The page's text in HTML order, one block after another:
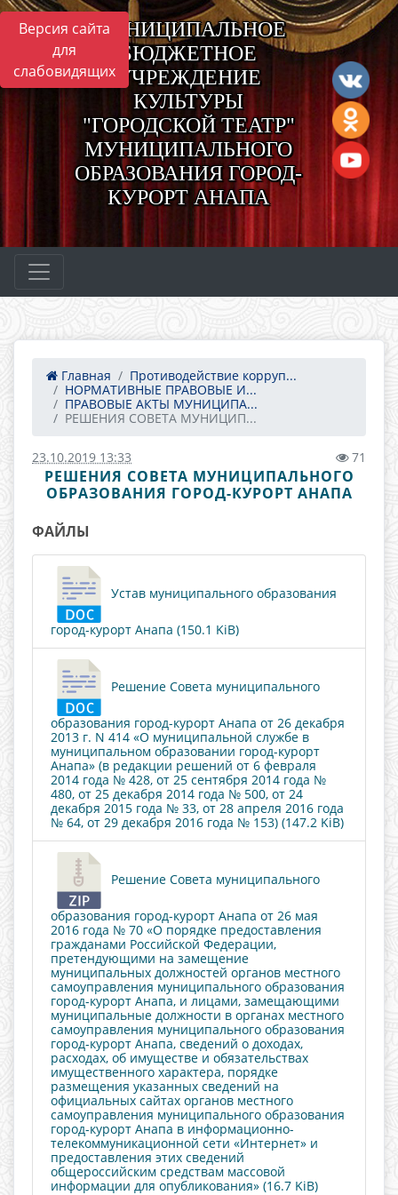
Версия сайта
для
слабовидящих
МУНИЦИПАЛЬНОЕ
БЮДЖЕТНОЕ
УЧРЕЖДЕНИЕ
КУЛЬТУРЫ
"ГОРОДСКОЙ ТЕАТР"
МУНИЦИПАЛЬНОГО
ОБРАЗОВАНИЯ ГОРОД-
КУРОРТ АНАПА
Главная
Противодействие корруп...
НОРМАТИВНЫЕ ПРАВОВЫЕ И...
ПРАВОВЫЕ АКТЫ МУНИЦИПА...
РЕШЕНИЯ СОВЕТА МУНИЦИП...
23.10.2019 13:33 71
РЕШЕНИЯ СОВЕТА МУНИЦИПАЛЬНОГО
ОБРАЗОВАНИЯ ГОРОД-КУРОРТ АНАПА
ФАЙЛЫ
Устав муниципального образования
город-курорт Анапа (150.1 KiB)
Решение Совета муниципального
образования город-курорт Анапа от 26 декабря
2013 г. N 414 «О муниципальной службе в
муниципальном образовании город-курорт
Анапа» (в редакции решений от 6 февраля
2014 года № 428, от 25 сентября 2014 года №
480, от 25 декабря 2014 года № 500, от 24
декабря 2015 года № 33, от 28 апреля 2016 года
№ 64, от 29 декабря 2016 года № 153) (147.2 KiB)
Решение Совета муниципального
образования город-курорт Анапа от 26 мая
2016 года № 70 «О порядке предоставления
гражданами Российской Федерации,
претендующими на замещение
муниципальных должностей органов местного
самоуправления муниципального образования
город-курорт Анапа, и лицами, замещающими
муниципальные должности в органах местного
самоуправления муниципального образования
город-курорт Анапа, сведений о доходах,
расходах, об имуществе и обязательствах
имущественного характера, порядке
размещения указанных сведений на
официальных сайтах органов местного
самоуправления муниципального образования
город-курорт Анапа в информационно-
телекоммуникационной сети «Интернет» и
предоставления этих сведений
общероссийским средствам массовой
информации для опубликования» (16.7 KiB)